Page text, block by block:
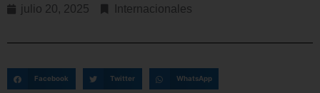
julio 20, 2025 Internacionales
Facebook Twitter WhatsApp